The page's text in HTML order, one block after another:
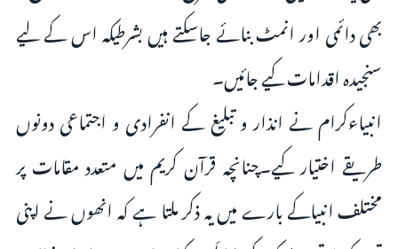
بھی دائمی اور انمٹ بنائے جاسکتے ہیں بشرطیکہ اس کے لیے
سنجیدہ اقدامات کیے جائیں۔
انبیاءکرام نے انذار و تبلیغ کے انفرادی و اجتماعی دونوں
طریقے اختیار کیے۔چنانچہ قرآن کریم میں متعدد مقامات پر
مختلف انبیاکے بارے میں یہ ذکر ملتا ہے کہ انھوں نے اپنی